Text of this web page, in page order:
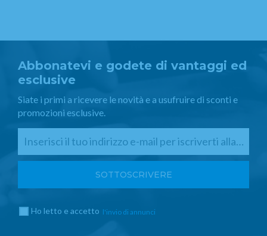
Abbonatevi e godete di vantaggi ed
esclusive
Siate i primi a ricevere le novità e a usufruire di sconti e
promozioni esclusive.
Ho letto e accetto l'invio di annunci